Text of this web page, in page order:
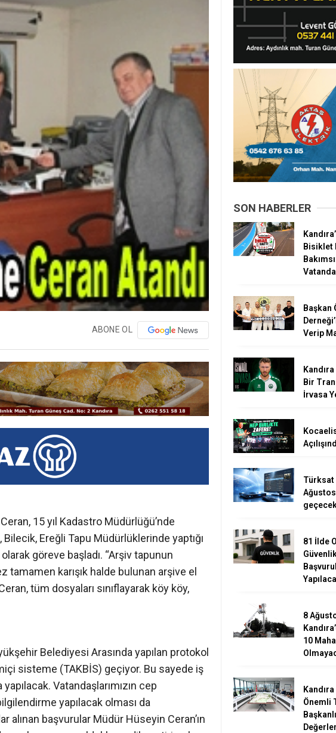
ABONE OL
15 yıl Kadastro Müdürlüğü’nde
Bilecik, Ereğli Tapu Müdürlüklerinde yaptığı
göreve başladı. “Arşiv tapunun
tamamen karışık halde bulunan arşive el
tüm dosyaları sınıflayarak köy köy,
Belediyesi Arasında yapılan protokol
sisteme (TAKBİS) geçiyor. Bu sayede iş
Vatandaşlarımızın cep
yapılacak olması da
alınan başvurular Müdür Hüseyin Ceran’ın
magazinlik (Dosya Koruyucu) alındı.
Büyük güç kaynağı ve besleme
ve onarım yapılarak çalışır vaziyete
SON HABERLER
Bisiklet
Başkan
Verip
Bir
İrvasa
Türksat
81 İlde
8
10
Önemli